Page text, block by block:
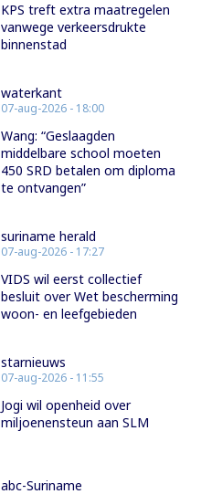
KPS treft extra maatregelen
vanwege verkeersdrukte
binnenstad
waterkant
07-aug-2026 - 18:00
Wang: “Geslaagden
middelbare school moeten
450 SRD betalen om diploma
te ontvangen”
suriname herald
07-aug-2026 - 17:27
VIDS wil eerst collectief
besluit over Wet bescherming
woon- en leefgebieden
starnieuws
07-aug-2026 - 11:55
Jogi wil openheid over
miljoenensteun aan SLM
abc-Suriname